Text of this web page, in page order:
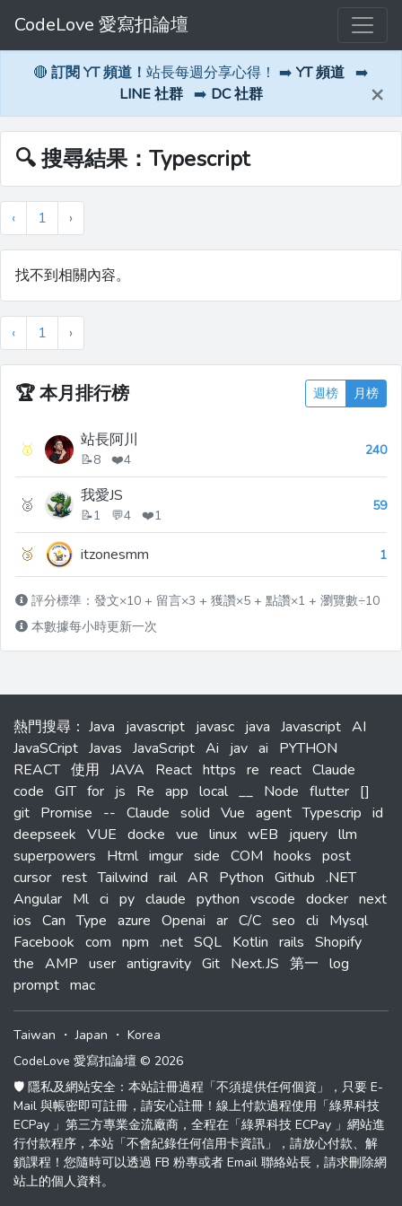
CodeLove 愛寫扣論壇
🔴 訂閱 YT 頻道！ 站長每週分享心得！ ➡️ YT 頻道 ➡️
LINE 社群 ➡️ DC 社群 ×
🔍 搜尋結果：Typescript
‹ 1 ›
找不到相關內容。
‹ 1 ›
🏆本月排行榜 週榜 月榜
🥇 站長阿川
📝8 ❤️4
240
🥈 我愛JS
📝1 💬4 ❤️1
59
🥉 itzonesmm 1
評分標準：發文×10 + 留言×3 + 獲讚×5 + 點讚×1 + 瀏覽數÷10
本數據每小時更新一次
熱門搜尋 ： Java javascript javasc java Javascript AI
JavaSCript Javas JavaScript Ai jav ai
PYTHON
REACT 使用 JAVA React https re react Claude
code GIT for js Re app local __ Node flutter []
git Promise -- Claude solid Vue agent Typescrip id
deepseek VUE docke vue linux wEB jquery llm
superpowers
Html imgur side COM hooks post
cursor rest Tailwind rail AR Python Github .NET
Angular Ml ci py claude python vscode docker next
ios Can Type azure Openai ar C/C seo cli
Mysql
Facebook com npm .net SQL Kotlin rails Shopify
the AMP user antigravity Git Next.JS 第一 log
prompt mac
Taiwan ・Japan ・ Korea
CodeLove 愛寫扣論壇 © 2026
🛡️ 隱私及網站安全：本站註冊過程「不須提供任何個資」，只要 E-
Mail 與帳密即可註冊，請安心註冊！線上付款過程使用「綠界科技
ECPay 」第三方專業金流廠商，全程在「綠界科技 ECPay 」網站進
行付款程序，本站「不會紀錄任何信用卡資訊」，請放心付款、解
鎖課程！您隨時可以透過 FB 粉專或者 Email 聯絡站長，請求刪除網
站上的個人資料。